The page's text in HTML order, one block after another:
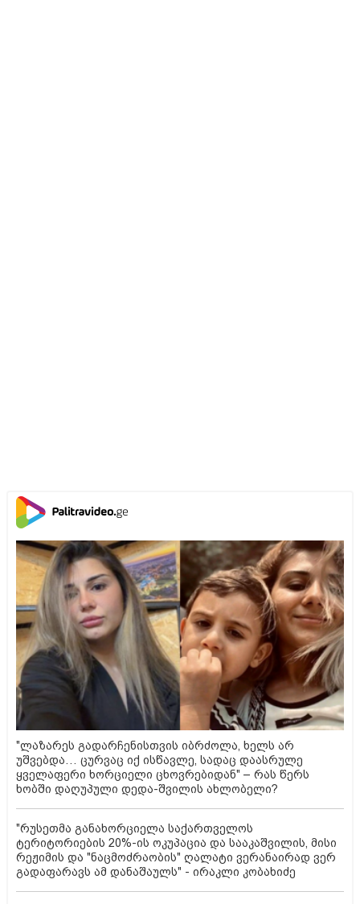
"ლაზარეს გადარჩენისთვის იბრძოლა, ხელს არ
უშვებდა… ცურვაც იქ ისწავლე, სადაც დაასრულე
ყველაფერი ხორციელი ცხოვრებიდან" – რას წერს
ხობში დაღუპული დედა-შვილის ახლობელი?
"რუსეთმა განახორციელა საქართველოს
ტერიტორიების 20%-ის ოკუპაცია და სააკაშვილის, მისი
რეჟიმის და "ნაცმოძრაობის" ღალატი ვერანაირად ვერ
გადაფარავს ამ დანაშაულს" - ირაკლი კობახიძე